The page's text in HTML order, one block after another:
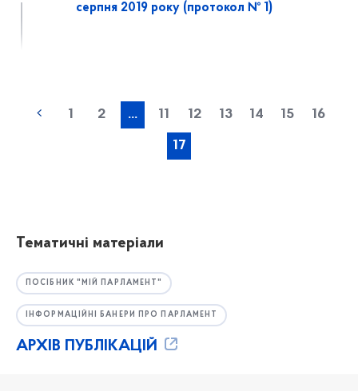
серпня 2019 року (протокол № 1)
1 2 ... 11 12 13 14 15 16
17
Тематичні матеріали
ПОСІБНИК "МІЙ ПАРЛАМЕНТ"
ІНФОРМАЦІЙНІ БАНЕРИ ПРО ПАРЛАМЕНТ
АРХІВ ПУБЛІКАЦІЙ